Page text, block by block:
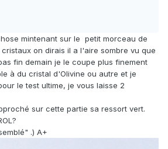
mintenant sur le petit morceau de
on dirais il a l'aire sombre vu que
fin demain je le coupe plus finement
à du cristal d'Olivine ou autre et je
le test ultime, je vous laisse 2
sur cette partie sa ressort vert.
.) A+